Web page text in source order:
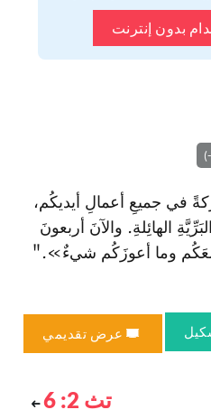
بدون إنترنت
)
في جميعِ أعمالِ أيديكُم،
الهائِلةِ. والآنَ أربعونَ
معَكُم وما أعوزَكُم شيءٌ»."
عرض تقديمي
تث 2: 6